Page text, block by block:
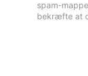
spam-
bekræfte at